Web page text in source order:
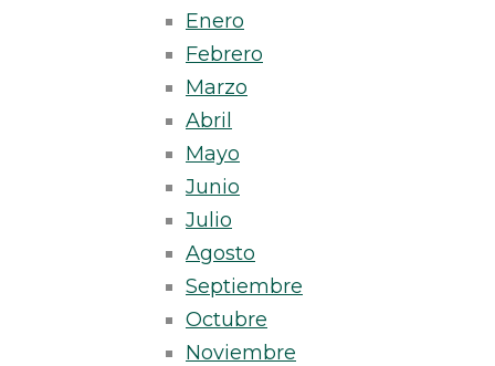
Enero
Febrero
Marzo
Abril
Mayo
Junio
Julio
Agosto
Septiembre
Octubre
Noviembre